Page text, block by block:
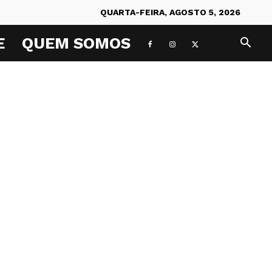
QUARTA-FEIRA, AGOSTO 5, 2026
QUEM SOMOS